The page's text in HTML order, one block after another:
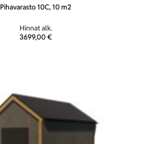
Pihavarasto 10C, 10 m2
Hinnat alk.
3699,00€